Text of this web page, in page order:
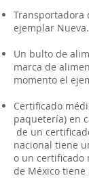
Transportadora
ejemplar Nueva.
Un bulto de
marca de
momento el
Certificado
paquetería) en
de un
nacional tiene
o un certificado
de México tiene